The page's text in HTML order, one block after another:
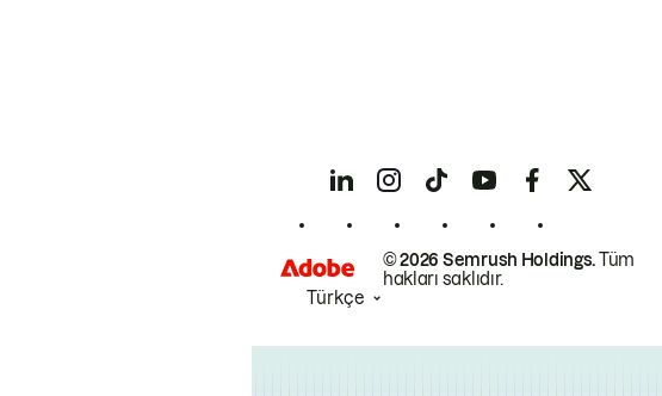
© 2026 Semrush Holdings.Tüm
hakları saklıdır.
Türkçe